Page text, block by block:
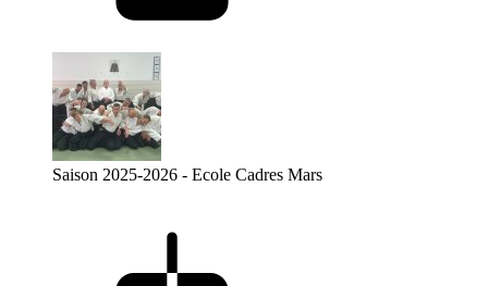
Saison 2025-2026 - Ecole Cadres Mars